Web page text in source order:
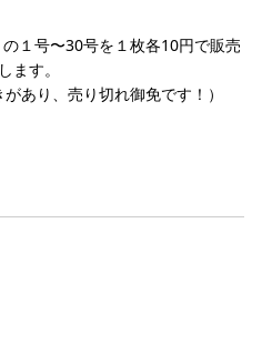
１号〜30号を１枚各10円で販売
ます。
あり、売り切れ御免です！）